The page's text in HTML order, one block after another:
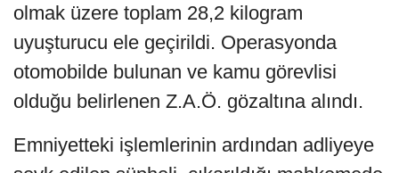
olmak üzere toplam 28,2 kilogram
uyuşturucu ele geçirildi. Operasyonda
otomobilde bulunan ve kamu görevlisi
olduğu belirlenen Z.A.Ö. gözaltına alındı.
Emniyetteki işlemlerinin ardından adliyeye